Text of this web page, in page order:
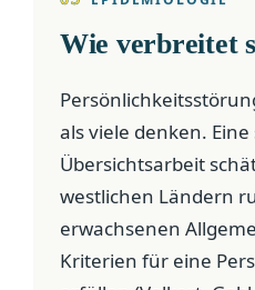
Wie verbreitet
als viele denken.
Übersichtsarbeit
westlichen Ländern
erwachsenen
Kriterien für eine